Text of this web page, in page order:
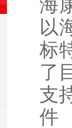
海
以
标
了
支
件